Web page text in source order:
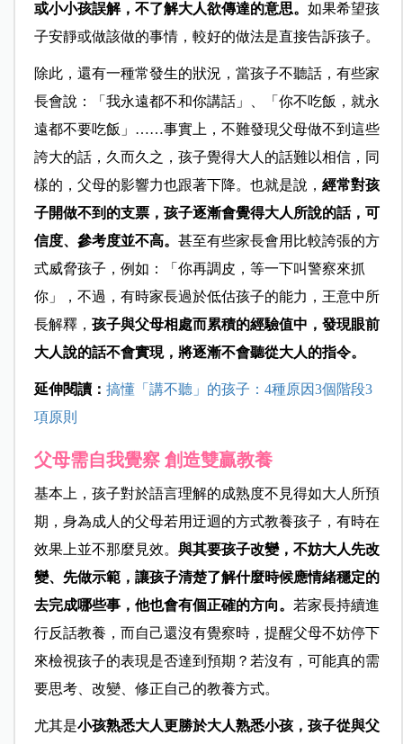
或小小孩誤解，不了解大人欲傳達的意思。 如果希望孩
子安靜或做該做的事情，較好的做法是直接告訴孩子。
除此，還有一種常發生的狀況，當孩子不聽話，有些家
長會說：「我永遠都不和你講話」、「你不吃飯，就永
遠都不要吃飯」……事實上，不難發現父母做不到這些
誇大的話，久而久之，孩子覺得大人的話難以相信，同
樣的，父母的影響力也跟著下降。也就是說， 經常對孩
子開做不到的支票，孩子逐漸會覺得大人所說的話，可
信度、參考度並不高。 甚至有些家長會用比較誇張的方
式威脅孩子，例如：「你再調皮，等一下叫警察來抓
你」，不過，有時家長過於低估孩子的能力，王意中所
長解釋， 孩子與父母相處而累積的經驗值中，發現眼前
大人說的話不會實現，將逐漸不會聽從大人的指令。
延伸閱讀： 搞懂「講不聽」的孩子：4種原因3個階段3
項原則
父母需自我覺察 創造雙贏教養
基本上，孩子對於語言理解的成熟度不見得如大人所預
期，身為成人的父母若用迂迴的方式教養孩子，有時在
效果上並不那麼見效。 與其要孩子改變，不妨大人先改
變、先做示範，讓孩子清楚了解什麼時候應情緒穩定的
去完成哪些事，他也會有個正確的方向。 若家長持續進
行反話教養，而自己還沒有覺察時，提醒父母不妨停下
來檢視孩子的表現是否達到預期？若沒有，可能真的需
要思考、改變、修正自己的教養方式。
尤其是小孩熟悉大人更勝於大人熟悉小孩，孩子從與父